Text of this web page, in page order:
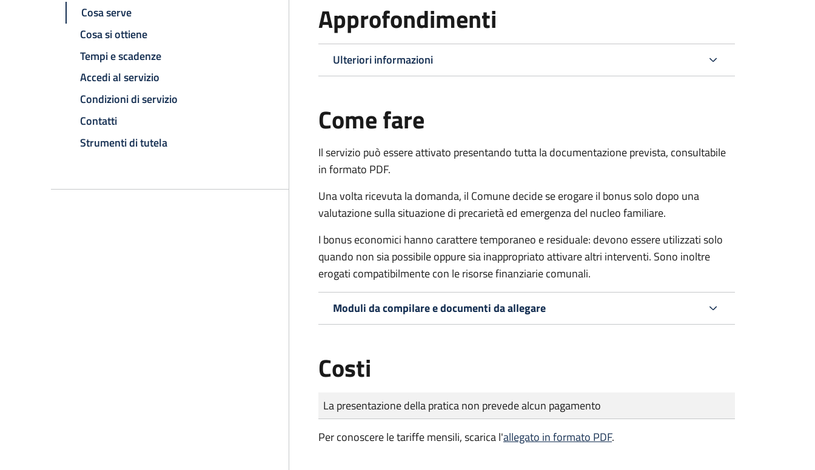
Cosa serve
Cosa si ottiene
Tempi e scadenze
Accedi al servizio
Condizioni di servizio
Contatti
Strumenti di tutela
Approfondimenti
Ulteriori informazioni
Come fare
Il servizio può essere attivato presentando tutta la documentazione prevista, consultabile
in formato PDF.
Una volta ricevuta la domanda, il Comune decide se erogare il bonus solo dopo una
valutazione sulla situazione di precarietà ed emergenza del nucleo familiare.
I bonus economici hanno carattere temporaneo e residuale: devono essere utilizzati solo
quando non sia possibile oppure sia inappropriato attivare altri interventi. Sono inoltre
erogati compatibilmente con le risorse finanziarie comunali.
Moduli da compilare e documenti da allegare
Costi
Tipo di pagamento
Importo
La presentazione della pratica non prevede alcun pagamento
Per conoscere le tariffe mensili, scarica l'allegato in formato PDF.